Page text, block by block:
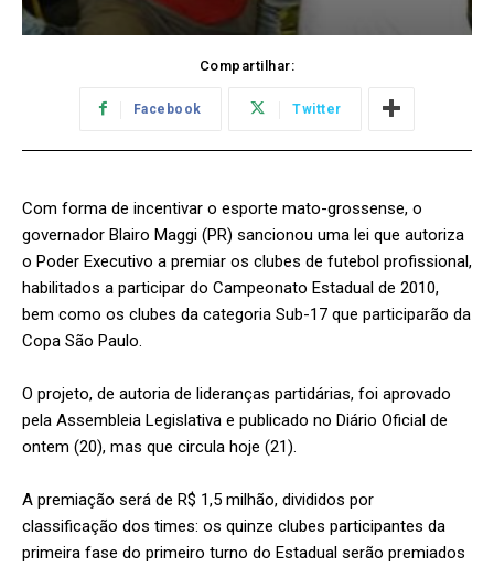
Compartilhar:
Facebook Twitter
Com forma de incentivar o esporte mato-grossense, o
governador Blairo Maggi (PR) sancionou uma lei que autoriza
o Poder Executivo a premiar os clubes de futebol profissional,
habilitados a participar do Campeonato Estadual de 2010,
bem como os clubes da categoria Sub-17 que participarão da
Copa São Paulo.
O projeto, de autoria de lideranças partidárias, foi aprovado
pela Assembleia Legislativa e publicado no Diário Oficial de
ontem (20), mas que circula hoje (21).
A premiação será de R$ 1,5 milhão, divididos por
classificação dos times: os quinze clubes participantes da
primeira fase do primeiro turno do Estadual serão premiados